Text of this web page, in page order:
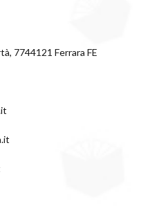
7744121 Ferrara FE